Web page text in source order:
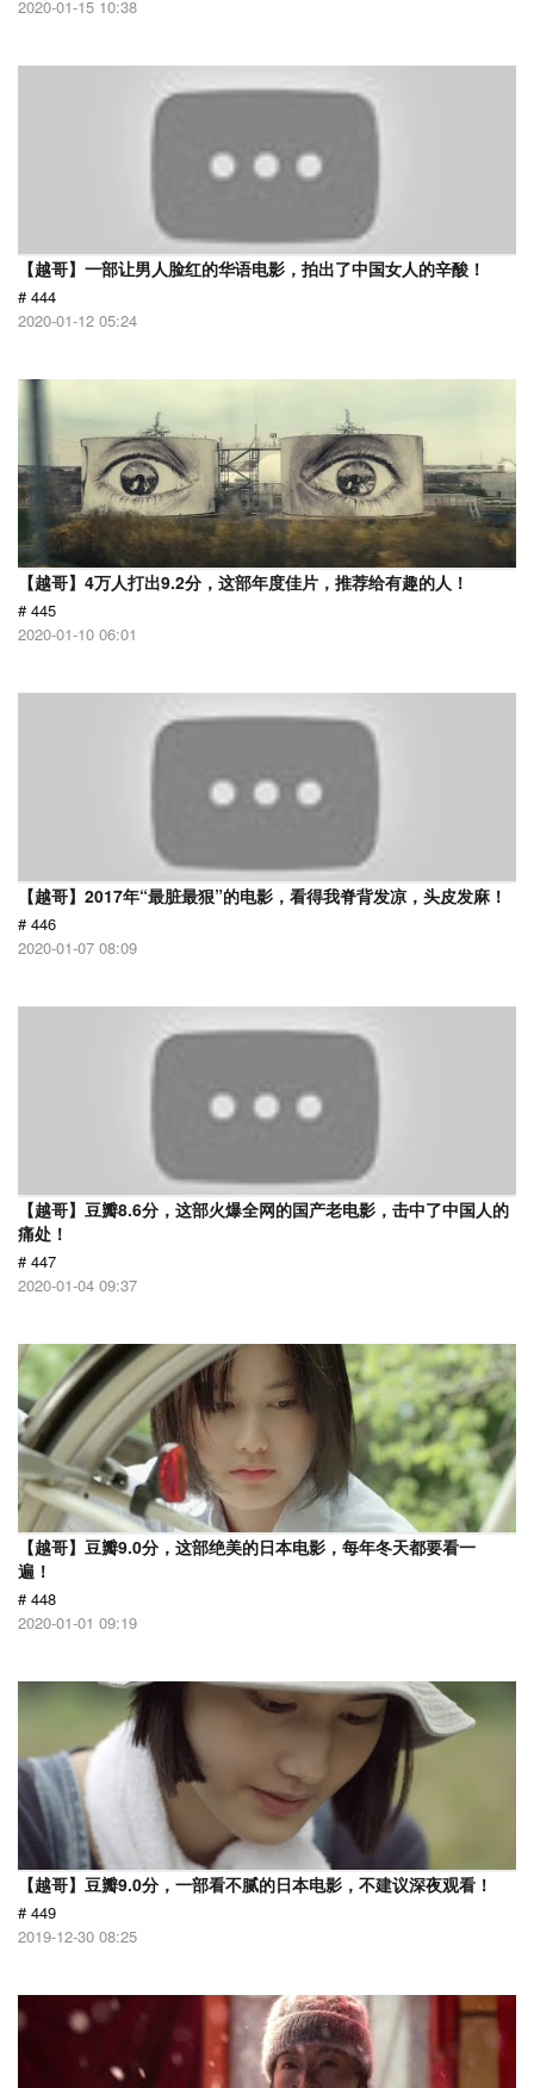
2020-01-15 10:38
【越哥】一部让男人脸红的华语电影，拍出了中国女人的辛酸！
# 444
2020-01-12 05:24
【越哥】4万人打出9.2分，这部年度佳片，推荐给有趣的人！
# 445
2020-01-10 06:01
【越哥】2017年“最脏最狠”的电影，看得我脊背发凉，头皮发麻！
# 446
2020-01-07 08:09
【越哥】豆瓣8.6分，这部火爆全网的国产老电影，击中了中国人的
痛处！
# 447
2020-01-04 09:37
【越哥】豆瓣9.0分，这部绝美的日本电影，每年冬天都要看一
遍！
# 448
2020-01-01 09:19
【越哥】豆瓣9.0分，一部看不腻的日本电影，不建议深夜观看！
# 449
2019-12-30 08:25